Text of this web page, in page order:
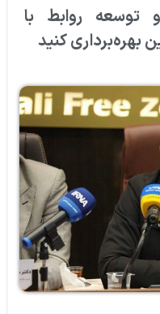
توسعه روابط با
بهره‌برداری كنید